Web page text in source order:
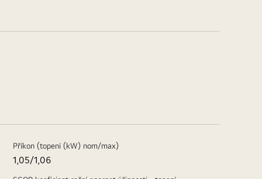
Příkon (topení (kW) nom/max)
1,05/1,06